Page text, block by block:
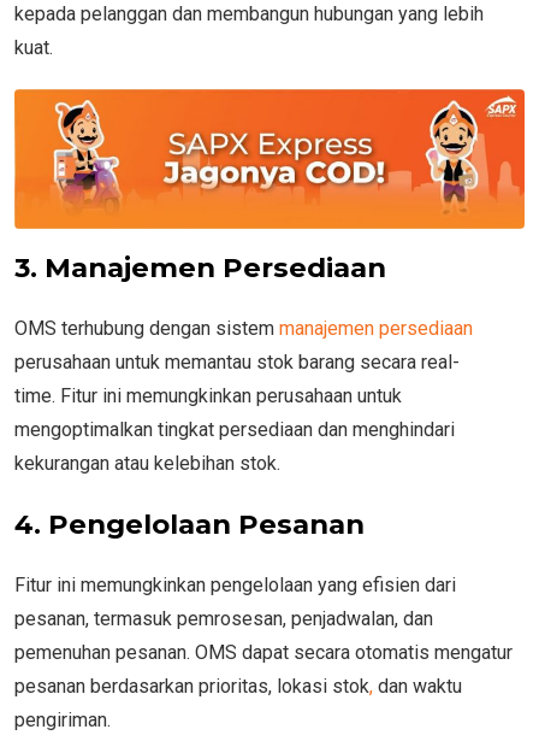
kepada pelanggan dan membangun hubungan yang lebih
kuat.
3. Manajemen Persediaan
OMS terhubung dengan sistem manajemen persediaan
perusahaan untuk memantau stok barang secara real-
time. Fitur ini memungkinkan perusahaan untuk
mengoptimalkan tingkat persediaan dan menghindari
kekurangan atau kelebihan stok.
4. Pengelolaan Pesanan
Fitur ini memungkinkan pengelolaan yang efisien dari
pesanan, termasuk pemrosesan, penjadwalan, dan
pemenuhan pesanan. OMS dapat secara otomatis mengatur
pesanan berdasarkan prioritas, lokasi stok, dan waktu
pengiriman.